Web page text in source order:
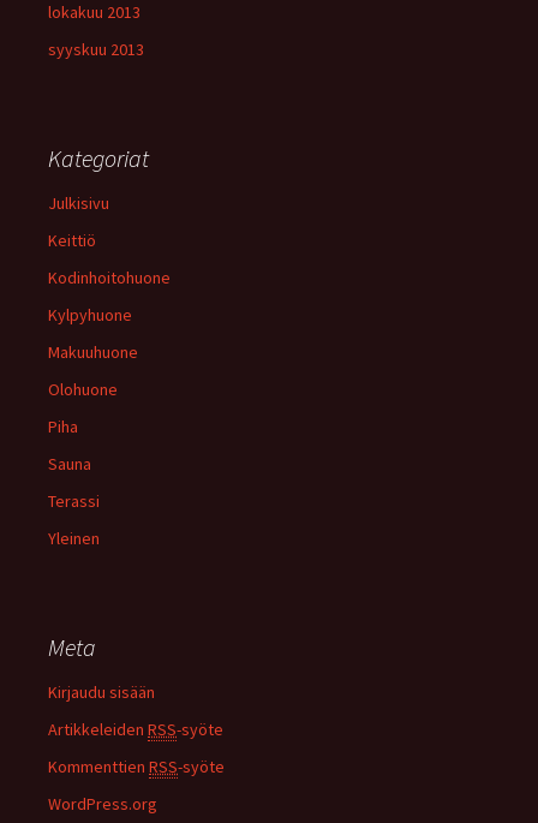
lokakuu 2013
syyskuu 2013
Kategoriat
Julkisivu
Keittiö
Kodinhoitohuone
Kylpyhuone
Makuuhuone
Olohuone
Piha
Sauna
Terassi
Yleinen
Meta
Kirjaudu sisään
Artikkeleiden RSS-syöte
Kommenttien RSS-syöte
WordPress.org